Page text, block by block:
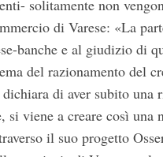
solitamente non
di Varese: «La
banche e al giudizio di
del razionamento del
di aver subito
si viene a creare così
il suo progetto